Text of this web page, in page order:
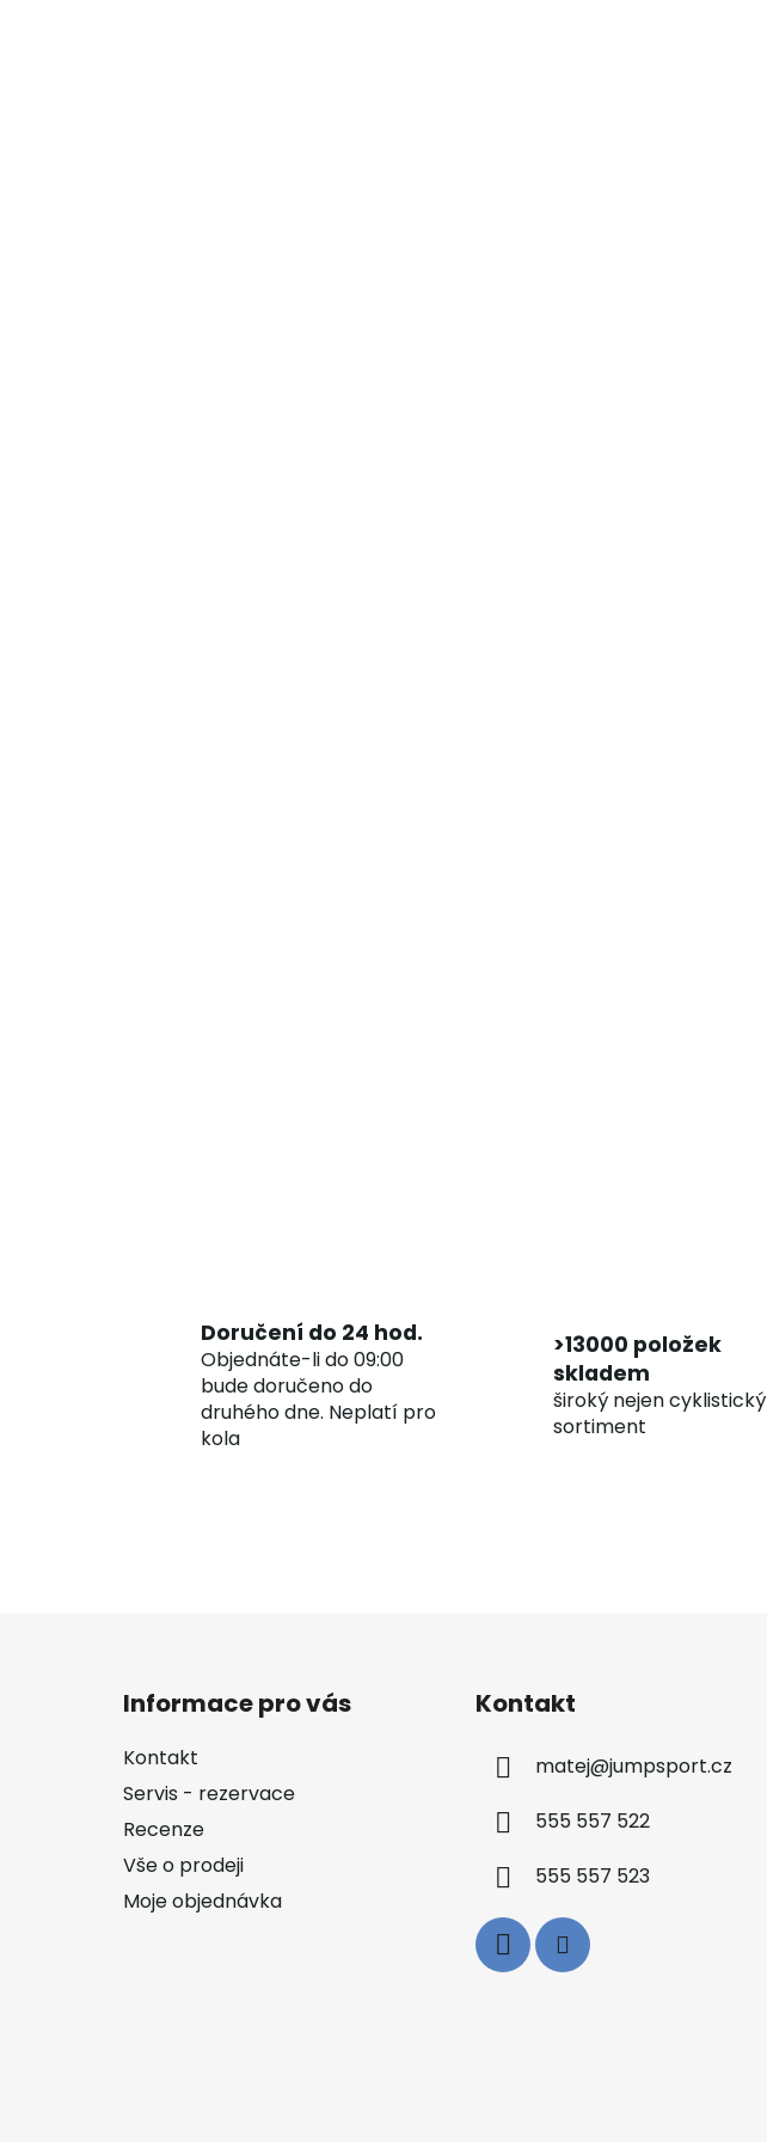
Doručení do 24 hod.
Objednáte-li do 09:00
bude doručeno do
druhého dne. Neplatí pro
kola
>13000 položek
skladem
široký nejen cyklistický
sortiment
Informace pro vás
Kontakt
Servis - rezervace
Recenze
Vše o prodeji
Moje objednávka
Kontakt
matej@jumpsport.cz
555 557 522
555 557 523